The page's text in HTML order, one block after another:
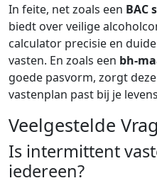
In feite, net zoals een BAC
biedt over veilige
calculator precisie en
vasten. En zoals een bh-
goede pasvorm, zorgt
vastenplan past bij je
Veelgestelde
Is intermittent
iedereen?